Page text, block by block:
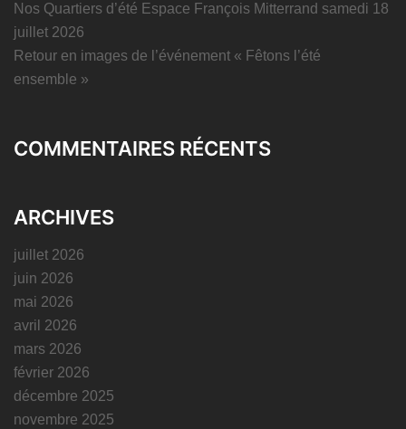
Nos Quartiers d’été Espace François Mitterrand samedi 18
juillet 2026
Retour en images de l’événement « Fêtons l’été
ensemble »
COMMENTAIRES RÉCENTS
ARCHIVES
juillet 2026
juin 2026
mai 2026
avril 2026
mars 2026
février 2026
décembre 2025
novembre 2025